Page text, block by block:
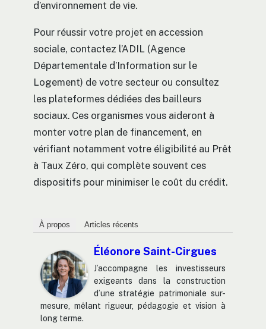
d’environnement de vie.
Pour réussir votre projet en accession
sociale, contactez l’ADIL (Agence
Départementale d’Information sur le
Logement) de votre secteur ou consultez
les plateformes dédiées des bailleurs
sociaux. Ces organismes vous aideront à
monter votre plan de financement, en
vérifiant notamment votre éligibilité au Prêt
à Taux Zéro, qui complète souvent ces
dispositifs pour minimiser le coût du crédit.
À propos Articles récents
Éléonore Saint-Cirgues
J’accompagne les investisseurs
exigeants dans la construction
d’une stratégie patrimoniale sur-
mesure, mêlant rigueur, pédagogie et vision à
long terme.